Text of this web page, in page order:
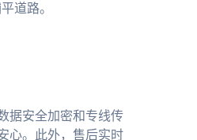
道路。
据安全加密和专线传
心。此外，售后实时